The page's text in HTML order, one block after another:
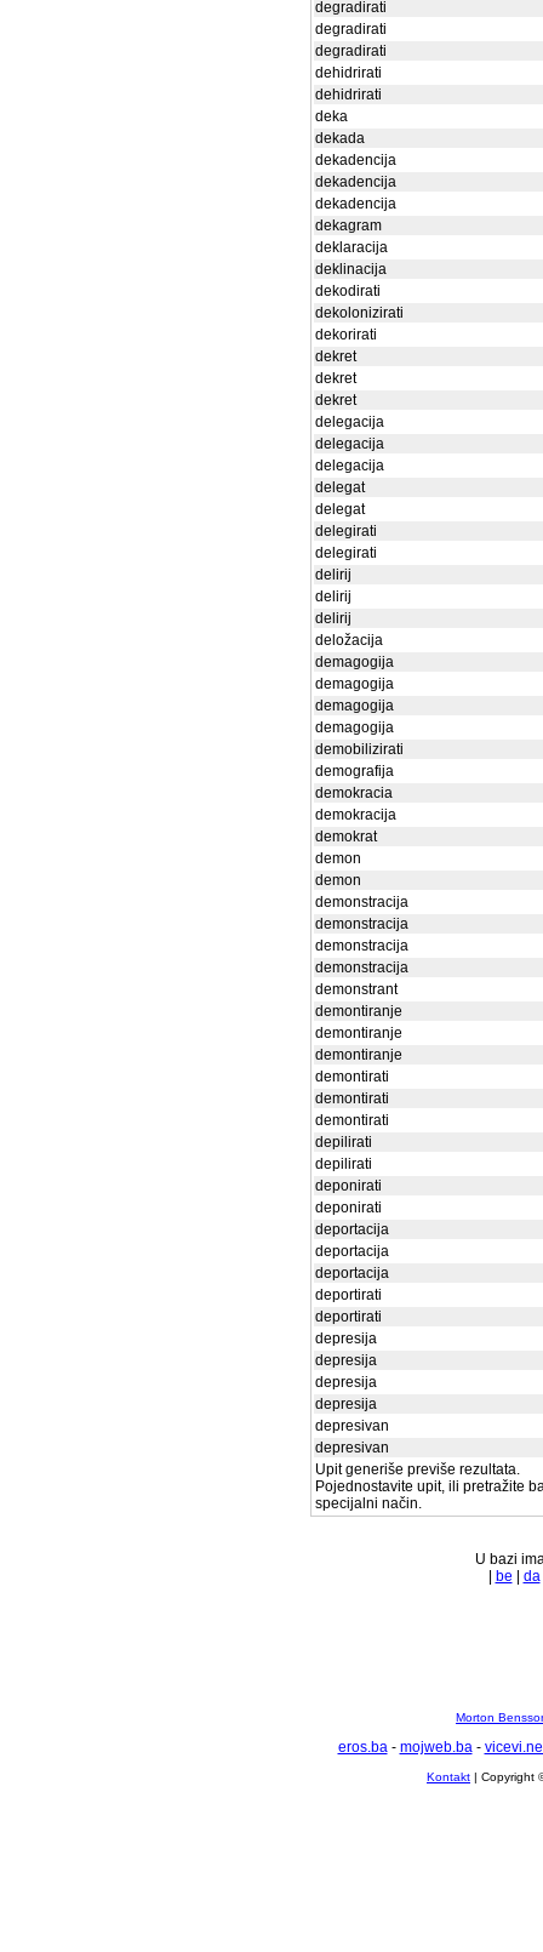
degradirati
degradirati
degradirati
dehidrirati
dehidrirati
deka
dekada
dekadencija
dekadencija
dekadencija
dekagram
deklaracija
deklinacija
dekodirati
dekolonizirati
dekorirati
dekret
dekret
dekret
delegacija
delegacija
delegacija
delegat
delegat
delegirati
delegirati
delirij
delirij
delirij
deložacija
demagogija
demagogija
demagogija
demagogija
demobilizirati
demografija
demokracia
demokracija
demokrat
demon
demon
demonstracija
demonstracija
demonstracija
demonstracija
demonstrant
demontiranje
demontiranje
demontiranje
demontirati
demontirati
demontirati
depilirati
depilirati
deponirati
deponirati
deportacija
deportacija
deportacija
deportirati
deportirati
depresija
depresija
depresija
depresija
depresivan
depresivan
Upit generiše previše rezultata.
Pojednostavite upit, ili pretražite
specijalni način.
U bazi
be da
Morton
eros.ba- mojweb.ba-
Kontakt | Copyright